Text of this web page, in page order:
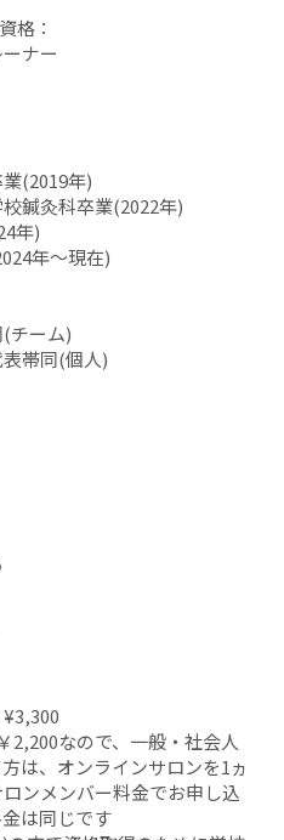
格：
ナー
(2019年)
鍼灸科卒業(2022年)
年)
年〜現在)
チーム)
帯同(個人)
なので、一般・社会人
は、オンラインサロンを1ヵ
ンメンバー料金でお申し込
は同じです